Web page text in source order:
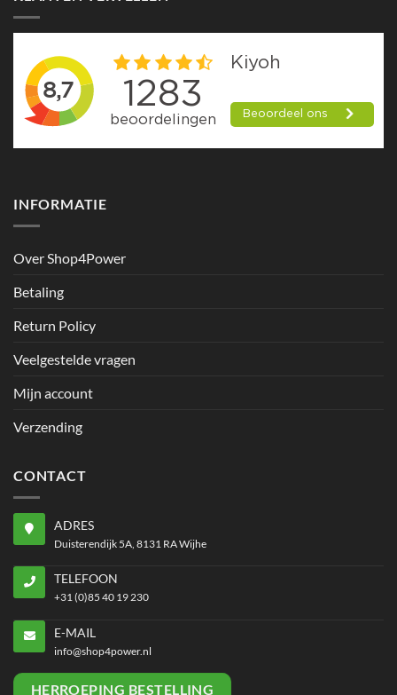
INFORMATIE
Over Shop4Power
Betaling
Return Policy
Veelgestelde vragen
Mijn account
Verzending
CONTACT
ADRES
Duisterendijk 5A, 8131 RA Wijhe
TELEFOON
+31 (0)85 40 19 230
E-MAIL
info@shop4power.nl
HERROEPING BESTELLING